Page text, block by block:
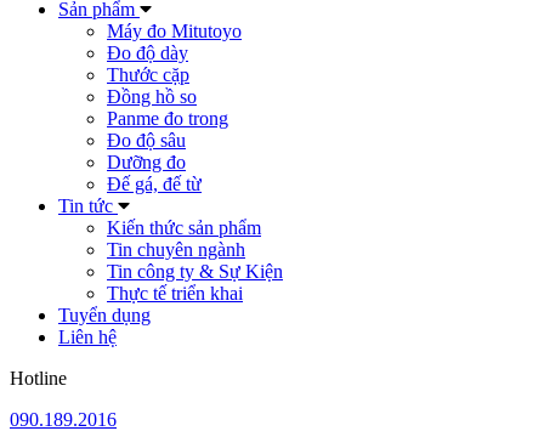
Sản phẩm
Máy đo Mitutoyo
Đo độ dày
Thước cặp
Đồng hồ so
Panme đo trong
Đo độ sâu
Dưỡng đo
Đế gá, đế từ
Tin tức
Kiến thức sản phẩm
Tin chuyên ngành
Tin công ty & Sự Kiện
Thực tế triển khai
Tuyển dụng
Liên hệ
Hotline
090.189.2016